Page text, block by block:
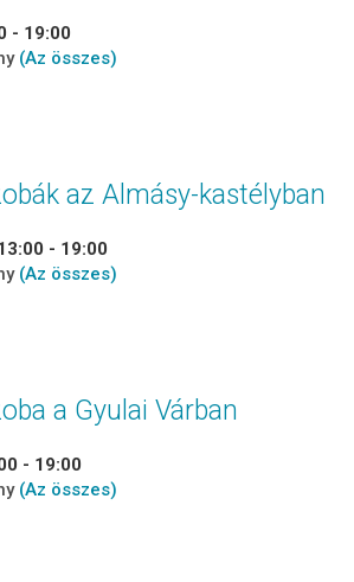
- 19:00
(Az összes)
az Almásy-kastélyban
- 19:00
(Az összes)
a Gyulai Várban
- 19:00
(Az összes)